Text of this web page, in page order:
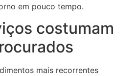
em pouco tempo.
costumam
mais recorrentes